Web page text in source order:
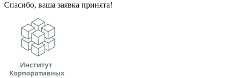
Спасибо, ваша заявка принята!